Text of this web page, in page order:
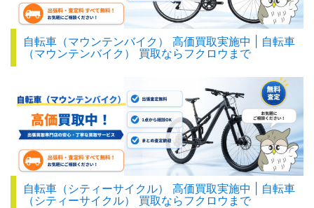
自転車（マウンテンバイク） 高価買取実施中 | 自転車
（マウンテンバイク） 買取ならフクロウまで
自転車（シティーサイクル） 高価買取実施中 | 自転車
（シティーサイクル） 買取ならフクロウまで